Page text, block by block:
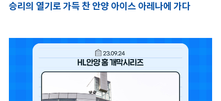
승리의 열기로 가득 찬 안양 아이스 아레나에 가다